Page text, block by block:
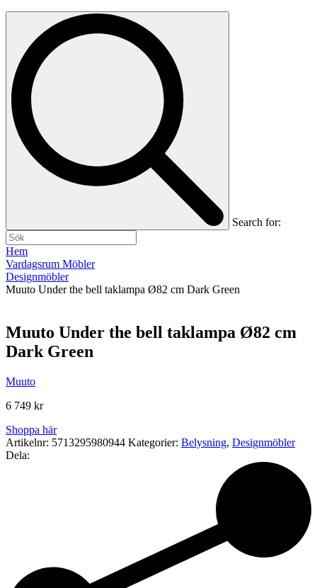
Search for:
Hem
Vardagsrum Möbler
Designmöbler
Muuto Under the bell taklampa Ø82 cm Dark Green
Muuto Under the bell taklampa Ø82 cm
Dark Green
Muuto
6 749 kr
Shoppa här
Artikelnr: 5713295980944 Kategorier: Belysning, Designmöbler
Dela: